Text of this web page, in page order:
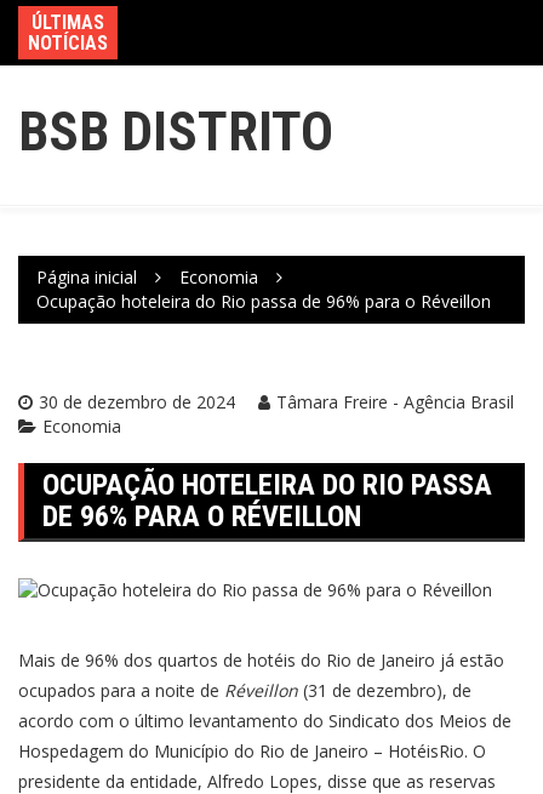
ÚLTIMAS
NOTÍCIAS
BSB DISTRITO
Página inicial
Economia
Ocupação hoteleira do Rio passa de 96% para o Réveillon
30 de dezembro de 2024
Tâmara Freire - Agência Brasil
Economia
OCUPAÇÃO HOTELEIRA DO RIO PASSA
DE 96% PARA O RÉVEILLON
Mais de 96% dos quartos de hotéis do Rio de Janeiro já estão
ocupados para a noite de Réveillon (31 de dezembro), de
acordo com o último levantamento do Sindicato dos Meios de
Hospedagem do Município do Rio de Janeiro – HotéisRio. O
presidente da entidade, Alfredo Lopes, disse que as reservas